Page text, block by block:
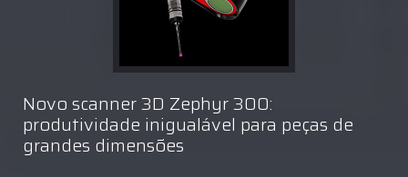
Novo scanner 3D Zephyr 300:
produtividade inigualável para peças de
grandes dimensões